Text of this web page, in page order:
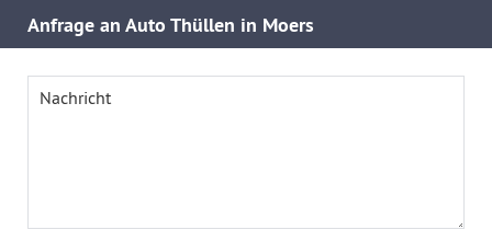
Anfrage an Auto Thüllen in Moers
Nachricht